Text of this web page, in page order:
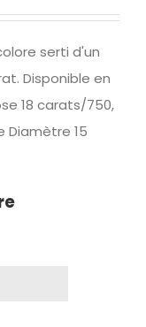
serti d'un
Disponible en
18 carats/750,
Diamètre 15